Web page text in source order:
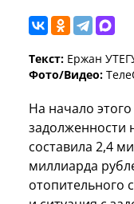
Текст: Ержан
Фото/Видео:
На начало
задолженности
составила 2,4
миллиарда
отопительного